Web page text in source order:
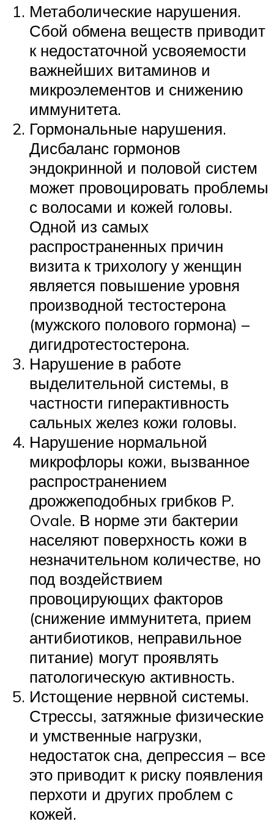
Метаболические нарушения.
Сбой обмена веществ приводит
к недостаточной усвояемости
важнейших витаминов и
микроэлементов и снижению
иммунитета.
Гормональные нарушения.
Дисбаланс гормонов
эндокринной и половой систем
может провоцировать проблемы
с волосами и кожей головы.
Одной из самых
распространенных причин
визита к трихологу у женщин
является повышение уровня
производной тестостерона
(мужского полового гормона) –
дигидротестостерона.
Нарушение в работе
выделительной системы, в
частности гиперактивность
сальных желез кожи головы.
Нарушение нормальной
микрофлоры кожи, вызванное
распространением
дрожжеподобных грибков P.
Ovale. В норме эти бактерии
населяют поверхность кожи в
незначительном количестве, но
под воздействием
провоцирующих факторов
(снижение иммунитета, прием
антибиотиков, неправильное
питание) могут проявлять
патологическую активность.
Истощение нервной системы.
Стрессы, затяжные физические
и умственные нагрузки,
недостаток сна, депрессия – все
это приводит к риску появления
перхоти и других проблем с
кожей.